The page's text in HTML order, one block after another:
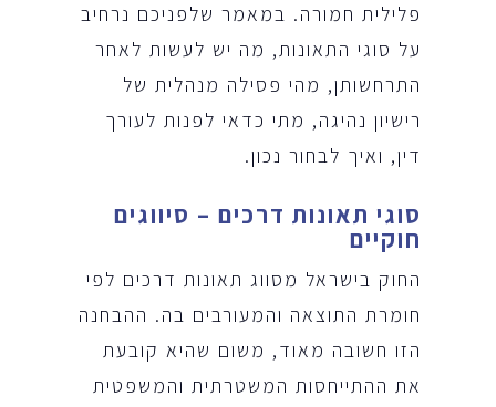
פלילית חמורה. במאמר שלפניכם נרחיב
על סוגי התאונות, מה יש לעשות לאחר
התרחשותן, מהי פסילה מנהלית של
רישיון נהיגה, מתי כדאי לפנות לעורך
דין, ואיך לבחור נכון.
סוגי תאונות דרכים – סיווגים
חוקיים
החוק בישראל מסווג תאונות דרכים לפי
חומרת התוצאה והמעורבים בה. ההבחנה
הזו חשובה מאוד, משום שהיא קובעת
את ההתייחסות המשטרתית והמשפטית